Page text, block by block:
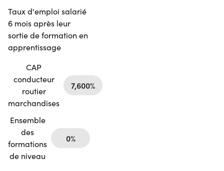
Taux d'emploi salarié
6 mois après leur
sortie de formation en
apprentissage
CAP
conducteur
routier
marchandises
7,600%
Ensemble
des
formations
de niveau
0%